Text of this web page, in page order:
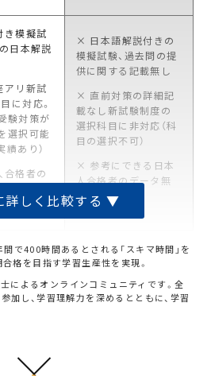
模擬試
日本解説
リ新試
に対応。
験対策が
選択可能
績あり）
格者の
実装
× 日本語解説付きの
模擬試験、過去問の提
供に関する記載無し
× 直前対策の詳細記
載なし新試験制度の
選択科目に非対応（科
目の選択不可）
× 参考にできる日本
人合格者のデータ無
し
400時間あるとされる「スキマ時間」を
格を目指す学習生産性を実現。
によるオンラインコミュニティです。全
加し、学習理解力を深めるとともに、学習